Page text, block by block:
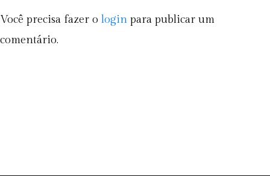
Você precisa fazer o login para publicar um
comentário.